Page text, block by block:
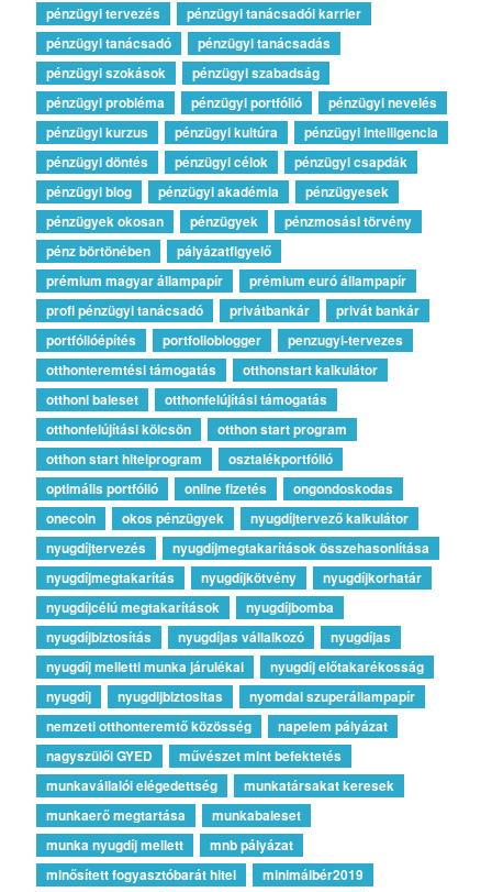
pénzügyi tervezés
pénzügyi tanácsadói karrier
pénzügyi tanácsadó
pénzügyi tanácsadás
pénzügyi szokások
pénzügyi szabadság
pénzügyi probléma
pénzügyi portfólió
pénzügyi nevelés
pénzügyi kurzus
pénzügyi kultúra
pénzügyi intelligencia
pénzügyi döntés
pénzügyi célok
pénzügyi csapdák
pénzügyi blog
pénzügyi akadémia
pénzügyesek
pénzügyek okosan
pénzügyek
pénzmosási törvény
pénz börtönében
pályázatfigyelő
prémium magyar állampapír
prémium euró állampapír
profi pénzügyi tanácsadó
privátbankár
privát bankár
portfólióépítés
portfolioblogger
penzugyi-tervezes
otthonteremtési támogatás
otthonstart kalkulátor
otthoni baleset
otthonfelújítási támogatás
otthonfelújítási kölcsön
otthon start program
otthon start hitelprogram
osztalékportfólió
optimális portfólió
online fizetés
ongondoskodas
onecoin
okos pénzügyek
nyugdíjtervező kalkulátor
nyugdíjtervezés
nyugdíjmegtakarítások összehasonlítása
nyugdíjmegtakarítás
nyugdíjkötvény
nyugdíjkorhatár
nyugdíjcélú megtakarítások
nyugdíjbomba
nyugdíjbiztosítás
nyugdíjas vállalkozó
nyugdíjas
nyugdíj melletti munka járulékai
nyugdíj előtakarékosság
nyugdíj
nyugdijbiztositas
nyomdai szuperállampapír
nemzeti otthonteremtő közösség
napelem pályázat
nagyszülői GYED
művészet mint befektetés
munkavállalói elégedettség
munkatársakat keresek
munkaerő megtartása
munkabaleset
munka nyugdíj mellett
mnb pályázat
minősített fogyasztóbarát hitel
minimálbér2019